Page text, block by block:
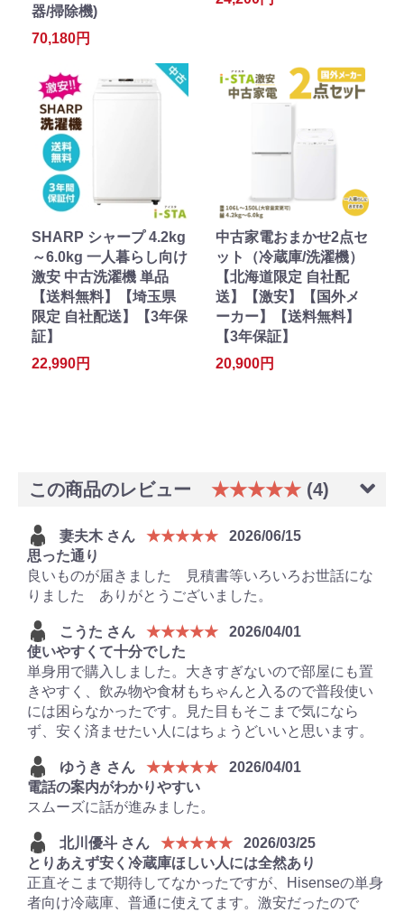
器/掃除機)
70,180円
SHARP シャープ 4.2kg
～6.0kg 一人暮らし向け
激安 中古洗濯機 単品
【送料無料】【埼玉県
限定 自社配送】【3年保
証】
22,990円
中古家電おまかせ2点セ
ット（冷蔵庫/洗濯機）
【北海道限定 自社配
送】【激安】【国外メ
ーカー】【送料無料】
【3年保証】
20,900円
この商品のレビュー ★★★★★ (4)
妻夫木 さん ★★★★★
2026/06/15
思った通り
良いものが届きました 見積書等いろいろお世話にな
りました ありがとうございました。
こうた さん ★★★★★
2026/04/01
使いやすくて十分でした
単身用で購入しました。大きすぎないので部屋にも置
きやすく、飲み物や食材もちゃんと入るので普段使い
には困らなかったです。見た目もそこまで気になら
ず、安く済ませたい人にはちょうどいいと思います。
ゆうき さん ★★★★★
2026/04/01
電話の案内がわかりやすい
スムーズに話が進みました。
北川優斗 さん ★★★★★
2026/03/25
とりあえず安く冷蔵庫ほしい人には全然あり
正直そこまで期待してなかったですが、Hisenseの単身
者向け冷蔵庫、普通に使えてます。激安だったので